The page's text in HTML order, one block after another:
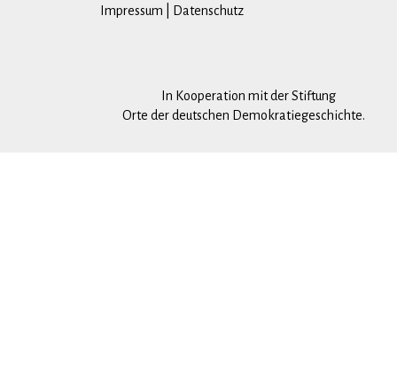
Impressum
Datenschutz
In Kooperation mit der Stiftung
Orte der deutschen Demokratiegeschichte.